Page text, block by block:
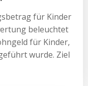
für Kinder
beleuchtet
für Kinder,
wurde. Ziel